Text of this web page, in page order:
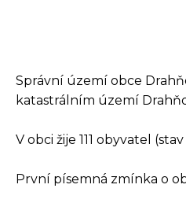
Správní území obce
katastrálním území
V obci žije 111 obyvatel (stav
První písemná zmínka o